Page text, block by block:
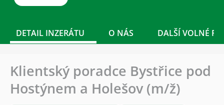
DETAIL INZERÁTU O NÁS DALŠÍ VOLNÉ
Klientský poradce Bystřice pod
Hostýnem a Holešov (m/ž)